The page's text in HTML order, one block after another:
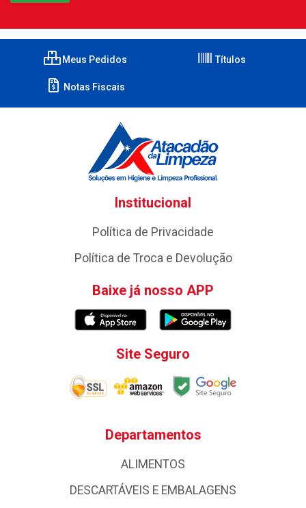
Meus Pedidos Títulos
Notas Fiscais
Institucional
Política de Privacidade
Política de Troca e Devolução
Baixe já nosso APP
Site Seguro
Departamentos
ALIMENTOS
DESCARTÁVEIS E EMBALAGENS